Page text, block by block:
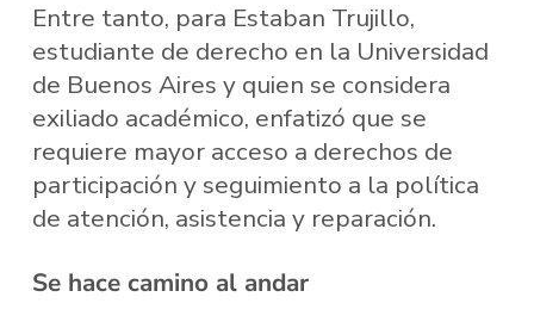
Entre tanto, para Estaban Trujillo,
estudiante de derecho en la Universidad
de Buenos Aires y quien se considera
exiliado académico, enfatizó que se
requiere mayor acceso a derechos de
participación y seguimiento a la política
de atención, asistencia y reparación.
Se hace camino al andar